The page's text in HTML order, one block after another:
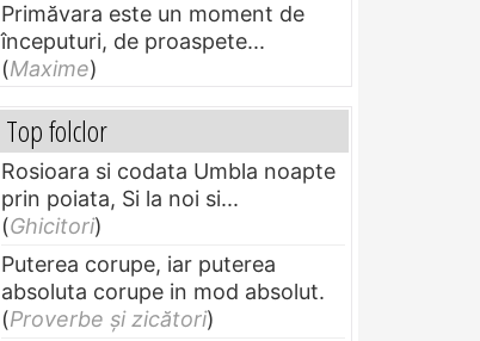
Primăvara este un moment de
începuturi, de proaspete...
(Maxime)
Top folclor
Rosioara si codata Umbla noapte
prin poiata, Si la noi si...
(Ghicitori)
Puterea corupe, iar puterea
absoluta corupe in mod absolut.
(Proverbe și zicători)